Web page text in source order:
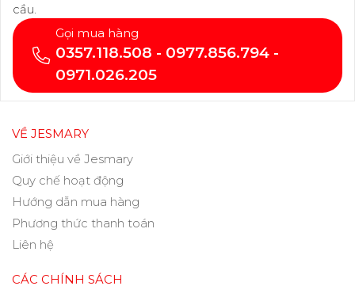
cầu.
Gọi mua hàng
0357.118.508 - 0977.856.794 -
0971.026.205
VỀ JESMARY
Giới thiệu về Jesmary
Quy chế hoạt động
Hướng dẫn mua hàng
Phương thức thanh toán
Liên hệ
CÁC CHÍNH SÁCH